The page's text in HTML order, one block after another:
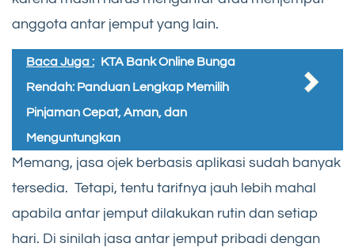
anggota antar jemput yang lain.
Baca Juga : KTA Bank Online Bunga
Rendah: Panduan Lengkap Memilih
Pinjaman Cepat, Aman, dan
Menguntungkan
Memang, jasa ojek berbasis aplikasi sudah banyak
tersedia. Tetapi, tentu tarifnya jauh lebih mahal
apabila antar jemput dilakukan rutin dan setiap
hari. Di sinilah jasa antar jemput pribadi dengan